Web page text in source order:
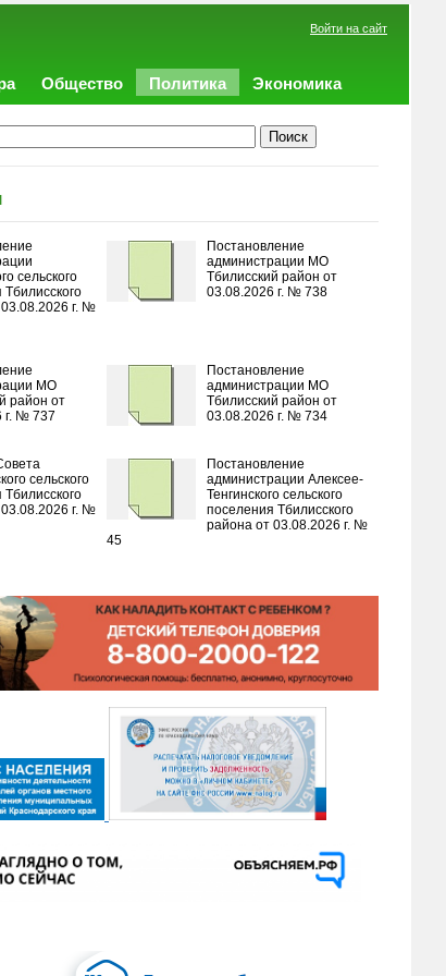
Войти на сайт
Общество Политика
Экономика
сельского
г. №
Постановление
администрации МО
Тбилисский район от
03.08.2026 г. № 738
МО
район от
г. № 737
Постановление
администрации МО
Тбилисский район от
03.08.2026 г. № 734
сельского
г. №
Постановление
администрации Алексее-
Тенгинского сельского
поселения Тбилисского
района от 03.08.2026 г. №
45